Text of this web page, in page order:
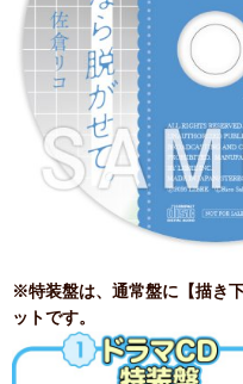
※特装盤は、通常盤に【描き
ットです。